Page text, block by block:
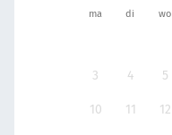
ma di wo
3 4 5
10 11 12